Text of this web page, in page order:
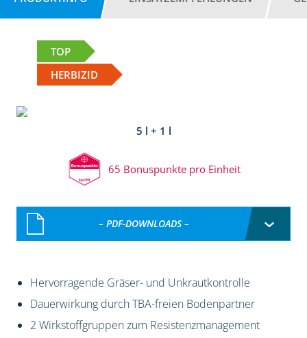
TOP
HERBIZID
5 l + 1 l
65 Bonuspunkte pro Einheit
– PDF-DOWNLOADS –
Hervorragende Gräser- und Unkrautkontrolle
Dauerwirkung durch TBA-freien Bodenpartner
2 Wirkstoffgruppen zum Resistenzmanagement